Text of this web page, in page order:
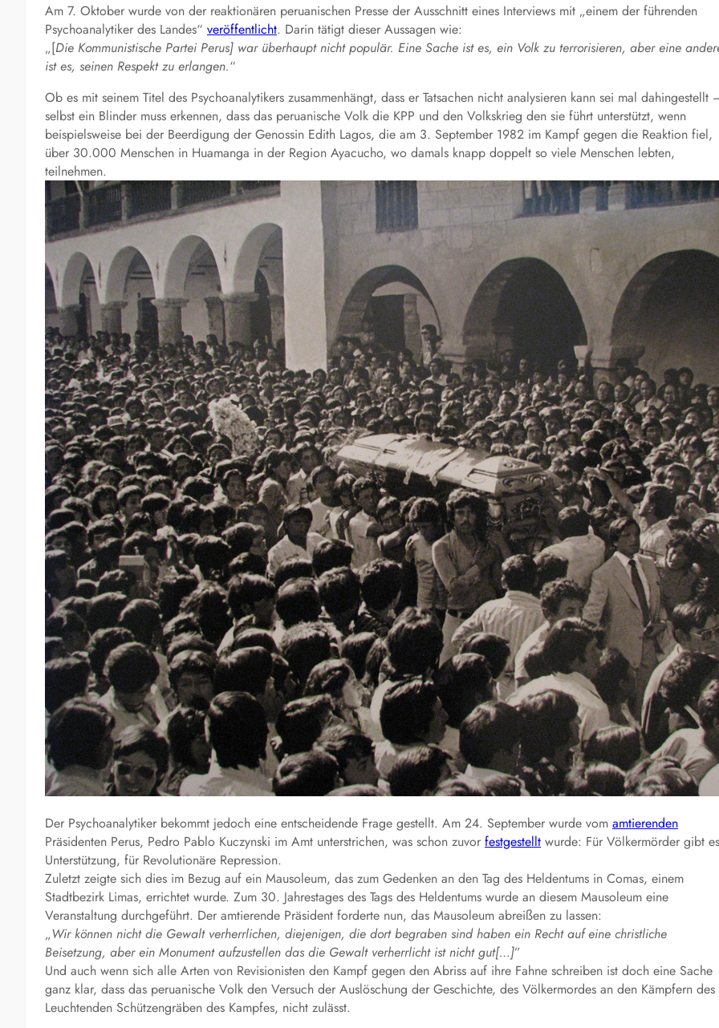
Am 7. Oktober wurde von der reaktionären peruanischen Presse der Ausschnitt eines Interviews mit „einem der führenden
Psychoanalytiker des Landes“ veröffentlicht. Darin tätigt dieser Aussagen wie:
„[Die Kommunistische Partei Perus] war überhaupt nicht populär. Eine Sache ist es, ein Volk zu terrorisieren, aber eine
ist es, seinen Respekt zu erlangen.“
Ob es mit seinem Titel des Psychoanalytikers zusammenhängt, dass er Tatsachen nicht analysieren kann sei mal dahingestellt
selbst ein Blinder muss erkennen, dass das peruanische Volk die KPP und den Volkskrieg den sie führt unterstützt, wenn
beispielsweise bei der Beerdigung der Genossin Edith Lagos, die am 3. September 1982 im Kampf gegen die Reaktion fiel,
über 30.000 Menschen in Huamanga in der Region Ayacucho, wo damals knapp doppelt so viele Menschen lebten,
teilnehmen.
Der Psychoanalytiker bekommt jedoch eine entscheidende Frage gestellt. Am 24. September wurde vom amtierenden
Präsidenten Perus, Pedro Pablo Kuczynski im Amt unterstrichen, was schon zuvor festgestellt wurde: Für Völkermörder gibt es
Unterstützung, für Revolutionäre Repression.
Zuletzt zeigte sich dies im Bezug auf ein Mausoleum, das zum Gedenken an den Tag des Heldentums in Comas, einem
Stadtbezirk Limas, errichtet wurde. Zum 30. Jahrestages des Tags des Heldentums wurde an diesem Mausoleum eine
Veranstaltung durchgeführt. Der amtierende Präsident forderte nun, das Mausoleum abreißen zu lassen:
„Wir können nicht die Gewalt verherrlichen, diejenigen, die dort begraben sind haben ein Recht auf eine christliche
Beisetzung, aber ein Monument aufzustellen das die Gewalt verherrlicht ist nicht gut[…]”
Und auch wenn sich alle Arten von Revisionisten den Kampf gegen den Abriss auf ihre Fahne schreiben ist doch eine Sache
ganz klar, dass das peruanische Volk den Versuch der Auslöschung der Geschichte, des Völkermordes an den Kämpfern des
Leuchtenden Schützengräben des Kampfes, nicht zulässt.